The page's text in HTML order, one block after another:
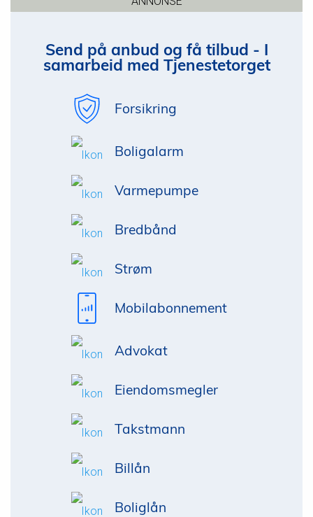
Send på anbud og få tilbud - I
samarbeid med Tjenestetorget
Forsikring
Boligalarm
Varmepumpe
Bredbånd
Strøm
Mobilabonnement
Advokat
Eiendomsmegler
Takstmann
Billån
Boliglån